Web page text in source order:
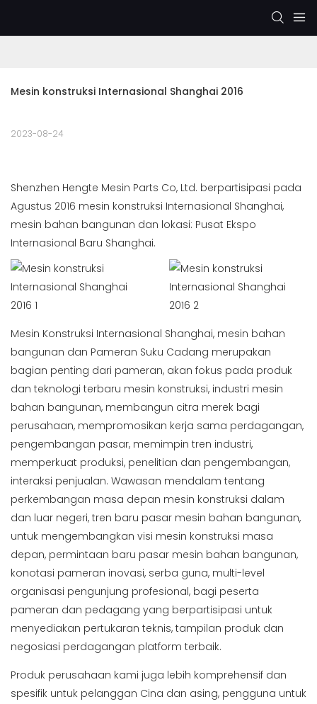
Mesin konstruksi Internasional Shanghai 2016
2023-08-24
Shenzhen Hengte Mesin Parts Co, Ltd. berpartisipasi pada
Agustus 2016 mesin konstruksi Internasional Shanghai,
mesin bahan bangunan dan lokasi: Pusat Ekspo
Internasional Baru Shanghai.
Mesin Konstruksi Internasional Shanghai, mesin bahan
bangunan dan Pameran Suku Cadang merupakan
bagian penting dari pameran, akan fokus pada produk
dan teknologi terbaru mesin konstruksi, industri mesin
bahan bangunan, membangun citra merek bagi
perusahaan, mempromosikan kerja sama perdagangan,
pengembangan pasar, memimpin tren industri,
memperkuat produksi, penelitian dan pengembangan,
interaksi penjualan. Wawasan mendalam tentang
perkembangan masa depan mesin konstruksi dalam
dan luar negeri, tren baru pasar mesin bahan bangunan,
untuk mengembangkan visi mesin konstruksi masa
depan, permintaan baru pasar mesin bahan bangunan,
konotasi pameran inovasi, serba guna, multi-level
organisasi pengunjung profesional, bagi peserta
pameran dan pedagang yang berpartisipasi untuk
menyediakan pertukaran teknis, tampilan produk dan
negosiasi perdagangan platform terbaik.
Produk perusahaan kami juga lebih komprehensif dan
spesifik untuk pelanggan Cina dan asing, pengguna untuk